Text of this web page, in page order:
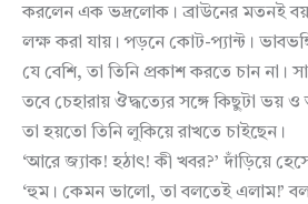
করলেন এক ভদ্রলোক। ব্রাউনের মতনই
লক্ষ করা যায়। পড়নে কোট-প্যান্ট।
যে বেশি, তা তিনি প্রকাশ করতে চান না।
তবে চেহারায় ঔদ্ধত্যের সঙ্গে কিছুটা ভয়
তা হয়তো তিনি লুকিয়ে রাখতে চাইছেন।
‘আরে জ্যাক! হঠাৎ! কী খবর?’ দাঁড়িয়ে
‘হুম। কেমন ভালো, তা বলতেই এলাম!’